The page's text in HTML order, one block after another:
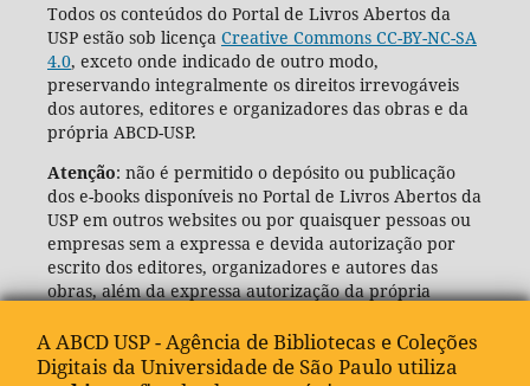
Todos os conteúdos do Portal de Livros Abertos da
USP estão sob licença Creative Commons CC-BY-NC-SA
4.0, exceto onde indicado de outro modo,
preservando integralmente os direitos irrevogáveis
dos autores, editores e organizadores das obras e da
própria ABCD-USP.
Atenção: não é permitido o depósito ou publicação
dos e-books disponíveis no Portal de Livros Abertos da
USP em outros websites ou por quaisquer pessoas ou
empresas sem a expressa e devida autorização por
escrito dos editores, organizadores e autores das
obras, além da expressa autorização da própria
(ABCD-USP).
A ABCD USP - Agência de Bibliotecas e Coleções
Digitais da Universidade de São Paulo utiliza